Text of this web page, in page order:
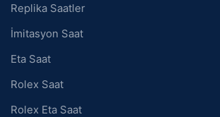
Replika Saatler
İmitasyon Saat
Eta Saat
Rolex Saat
Rolex Eta Saat